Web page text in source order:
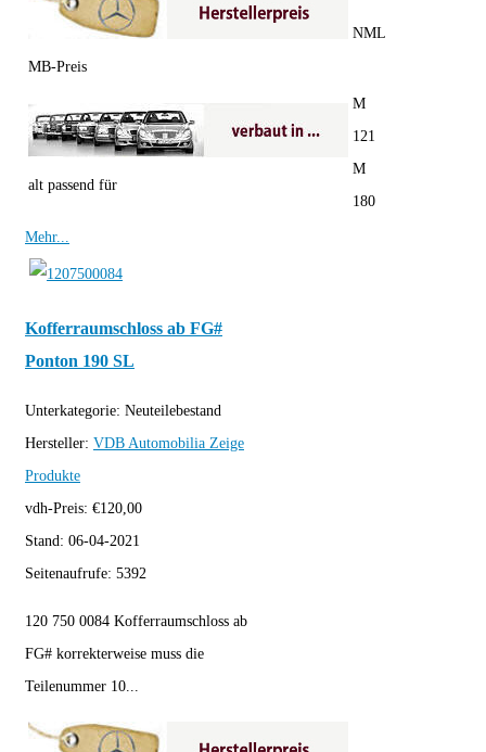
MB-Preis
NML
alt passend für
M
121
M
180
Mehr...
Kofferraumschloss ab FG#
Ponton 190 SL
Unterkategorie: Neuteilebestand
Hersteller: VDB Automobilia Zeige
Produkte
vdh-Preis: €120,00
Stand: 06-04-2021
Seitenaufrufe: 5392
120 750 0084 Kofferraumschloss ab
FG# korrekterweise muss die
Teilenummer 10...